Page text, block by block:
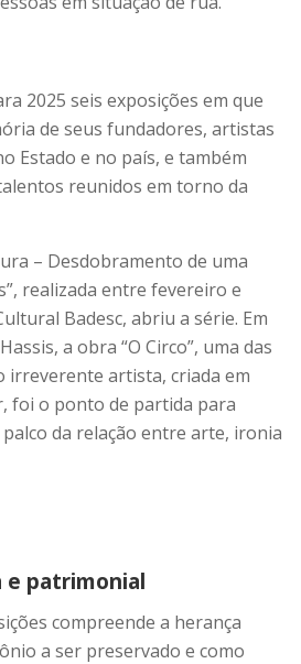
2025 seis exposições em que
de seus fundadores, artistas
Estado e no país, e também
reunidos em torno da
– Desdobramento de uma
realizada entre fevereiro e
Badesc, abriu a série. Em
a obra “O Circo”, uma das
irreverente artista, criada em
foi o ponto de partida para
da relação entre arte, ironia
e patrimonial
compreende a herança
a ser preservado e como